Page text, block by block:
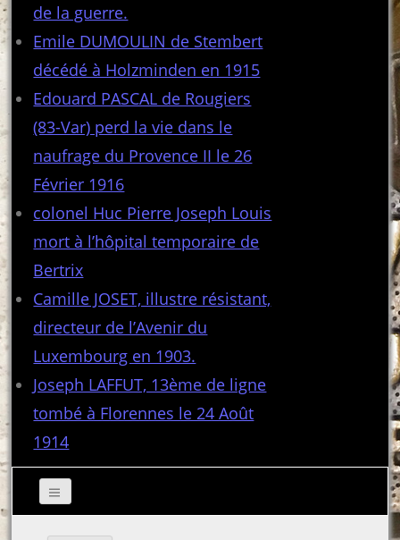
de la guerre.
Emile DUMOULIN de Stembert
décédé à Holzminden en 1915
Edouard PASCAL de Rougiers
(83-Var) perd la vie dans le
naufrage du Provence II le 26
Février 1916
colonel Huc Pierre Joseph Louis
mort à l’hôpital temporaire de
Bertrix
Camille JOSET, illustre résistant,
directeur de l’Avenir du
Luxembourg en 1903.
Joseph LAFFUT, 13ème de ligne
tombé à Florennes le 24 Août
1914